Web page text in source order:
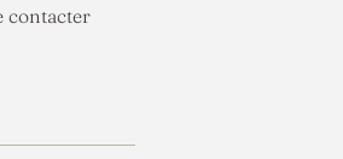
contacter